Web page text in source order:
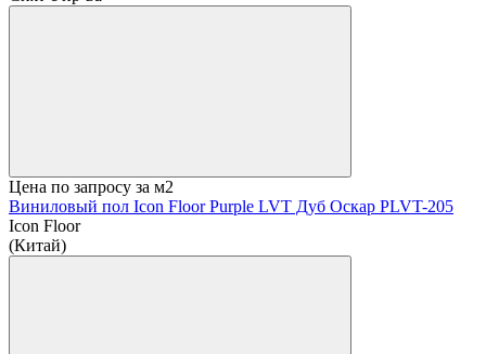
Цена по запросу за м2
Виниловый пол Icon Floor Purple LVT Дуб Оскар PLVT-205
Icon Floor
(Китай)